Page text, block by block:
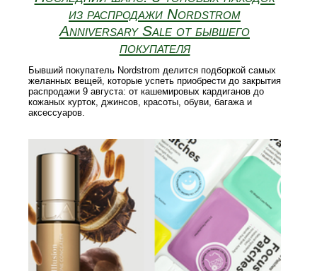
из распродажи Nordstrom
Anniversary Sale от бывшего
покупателя
Бывший покупатель Nordstrom делится подборкой самых
желанных вещей, которые успеть приобрести до закрытия
распродажи 9 августа: от кашемировых кардиганов до
кожаных курток, джинсов, красоты, обуви, багажа и
аксессуаров.